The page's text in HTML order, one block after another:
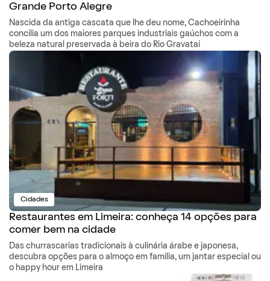
Grande Porto Alegre
Nascida da antiga cascata que lhe deu nome, Cachoeirinha
concilia um dos maiores parques industriais gaúchos com a
beleza natural preservada à beira do Rio Gravataí
Cidades
Restaurantes em Limeira: conheça 14 opções para
comer bem na cidade
Das churrascarias tradicionais à culinária árabe e japonesa,
descubra opções para o almoço em família, um jantar especial ou
o happy hour em Limeira